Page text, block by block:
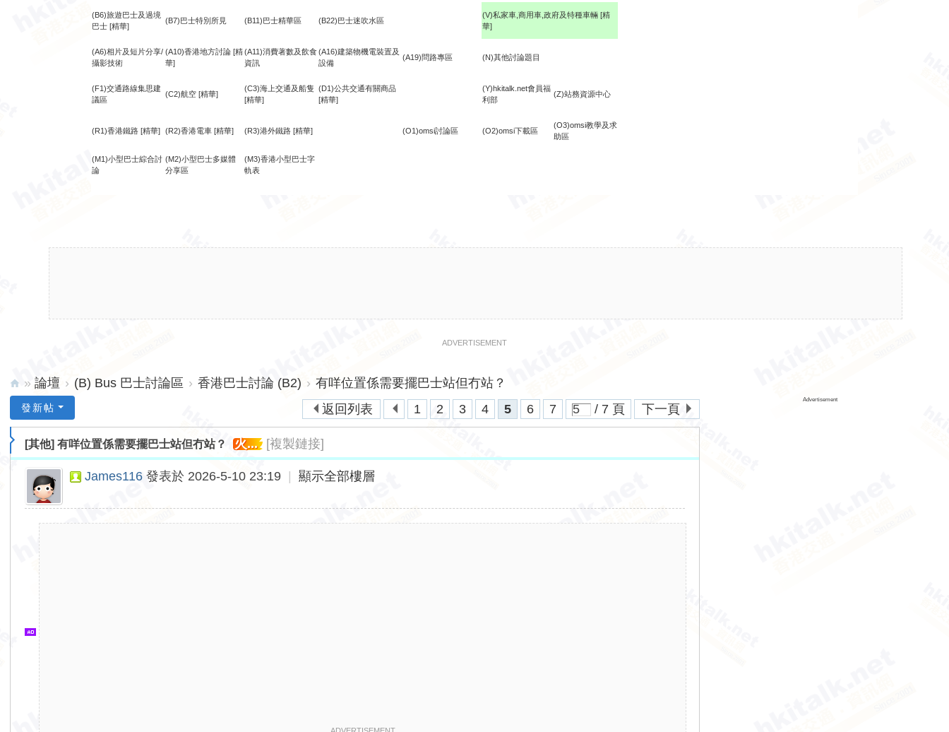
(B6)旅遊巴士及過境
巴士 [精華]
(B7)巴士特別所見 (B11)巴士精華區 (B22)巴士迷吹水區
(V)私家車,商用車,政府及特種車輛 [精
華]
(A6)相片及短片分享/
攝影技術
(A10)香港地方討論 [精
華]
(A11)消費著數及飲食
資訊
(A16)建築物機電裝置及
設備
(A19)問路專區 (N)其他討論題目
(F1)交通路線集思建
議區
(C2)航空 [精華]
(C3)海上交通及船隻
[精華]
(D1)公共交通有關商品
[精華]
(Y)hkitalk.net會員福
利部
(Z)站務資源中心
(R1)香港鐵路 [精華] (R2)香港電車 [精華] (R3)港外鐵路 [精華] (O1)omsi討論區 (O2)omsi下載區
(O3)omsi教學及求
助區
(M1)小型巴士綜合討
論
(M2)小型巴士多媒體
分享區
(M3)香港小型巴士字
軌表
ADVERTISEMENT
lk.
» 論壇 › (B) Bus 巴士討論區 › 香港巴士討論 (B2) › 有咩位置係需要擺巴士站但冇站？
1
2 3 4 5 6 7 / 7 頁 下一頁
返回列表
發新帖
[其他]有咩位置係需要擺巴士站但冇站？ 火... [複製鏈接]
James116 發表於 2026-5-10 23:19 顯示全部樓層
Advertisement